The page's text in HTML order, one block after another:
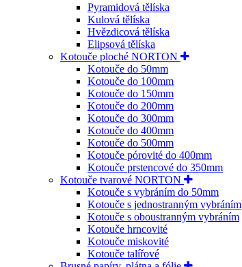
Pyramidová tělíska
Kulová tělíska
Hvězdicová tělíska
Elipsová tělíska
Kotouče ploché NORTON
Kotouče do 50mm
Kotouče do 100mm
Kotouče do 150mm
Kotouče do 200mm
Kotouče do 300mm
Kotouče do 400mm
Kotouče do 500mm
Kotouče pórovité do 400mm
Kotouče prstencové do 350mm
Kotouče tvarové NORTON
Kotouče s vybráním do 50mm
Kotouče s jednostranným vybráním
Kotouče s oboustranným vybráním
Kotouče hrncovité
Kotouče miskovité
Kotouče talířové